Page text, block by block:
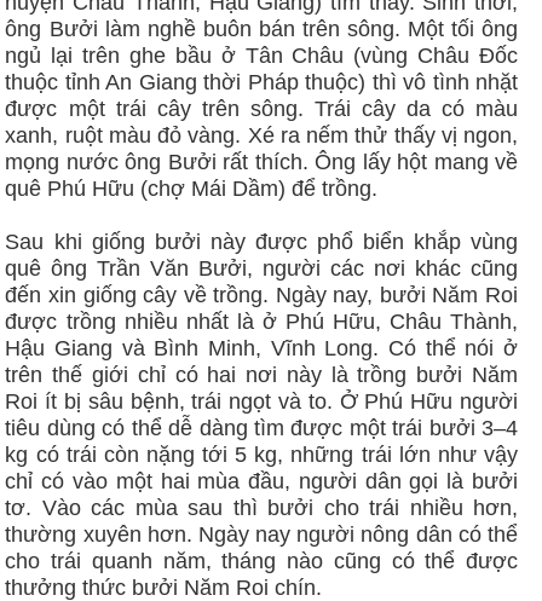
ông Bưởi làm nghề buôn bán trên sông. Một tối ông
ngủ lại trên ghe bầu ở Tân Châu (vùng Châu Đốc
thuộc tỉnh An Giang thời Pháp thuộc) thì vô tình nhặt
được một trái cây trên sông. Trái cây da có màu
xanh, ruột màu đỏ vàng. Xé ra nếm thử thấy vị ngon,
mọng nước ông Bưởi rất thích. Ông lấy hột mang về
quê Phú Hữu (chợ Mái Dầm) để trồng.
Sau khi giống bưởi này được phổ biển khắp vùng
quê ông Trần Văn Bưởi, người các nơi khác cũng
đến xin giống cây về trồng. Ngày nay, bưởi Năm Roi
được trồng nhiều nhất là ở Phú Hữu, Châu Thành,
Hậu Giang và Bình Minh, Vĩnh Long. Có thể nói ở
trên thế giới chỉ có hai nơi này là trồng bưởi Năm
Roi ít bị sâu bệnh, trái ngọt và to. Ở Phú Hữu người
tiêu dùng có thể dễ dàng tìm được một trái bưởi 3–4
kg có trái còn nặng tới 5 kg, những trái lớn như vậy
chỉ có vào một hai mùa đầu, người dân gọi là bưởi
tơ. Vào các mùa sau thì bưởi cho trái nhiều hơn,
thường xuyên hơn. Ngày nay người nông dân có thể
cho trái quanh năm, tháng nào cũng có thể được
thưởng thức bưởi Năm Roi chín.